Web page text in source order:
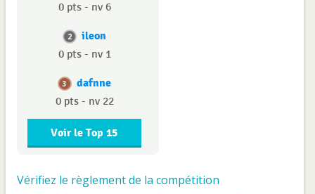
0 pts - nv 6
2 ileon
0 pts - nv 1
3 dafnne
0 pts - nv 22
Voir le Top 15
Vérifiez le règlement de la compétition